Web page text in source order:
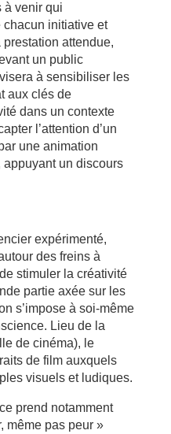
à venir qui
chacun initiative et
prestation attendue,
un public
à sensibiliser les
aux clés de
dans un contexte
l’attention d’un
une animation
un discours
expérimenté,
des freins à
stimuler la créativité
partie axée sur les
s’impose à soi-même
Lieu de la
de cinéma), le
de film auxquels
visuels et ludiques.
prend notamment
même pas peur »